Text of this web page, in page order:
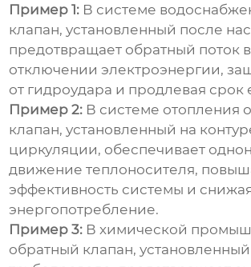
Пример 1: В системе
клапан, установленный после
предотвращает обратный поток
отключении электроэнергии,
от гидроудара и продлевая срок
Пример 2: В системе отопления
клапан, установленный на
циркуляции, обеспечивает
движение теплоносителя,
эффективность системы и
энергопотребление.
Пример 3: В химической
обратный клапан,